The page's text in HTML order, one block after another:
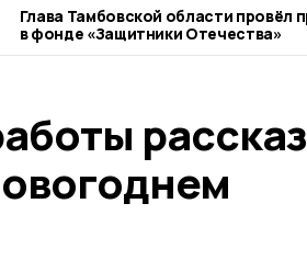
Глава Тамбовской области провёл
в фонде «Защитники Отечества»